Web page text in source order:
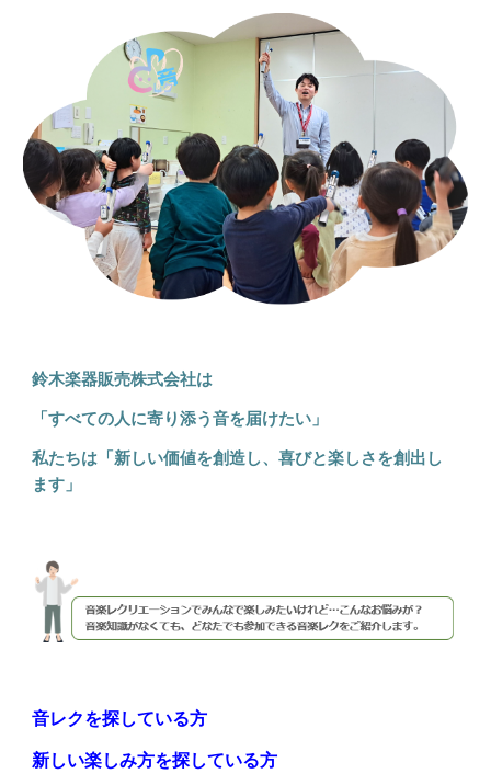
鈴木楽器販売株式会社は
「すべての人に寄り添う音を届けたい」
私たちは「新しい価値を創造し、喜びと楽しさを創出し
ます」
音レクを探している方
新しい楽しみ方を探している方